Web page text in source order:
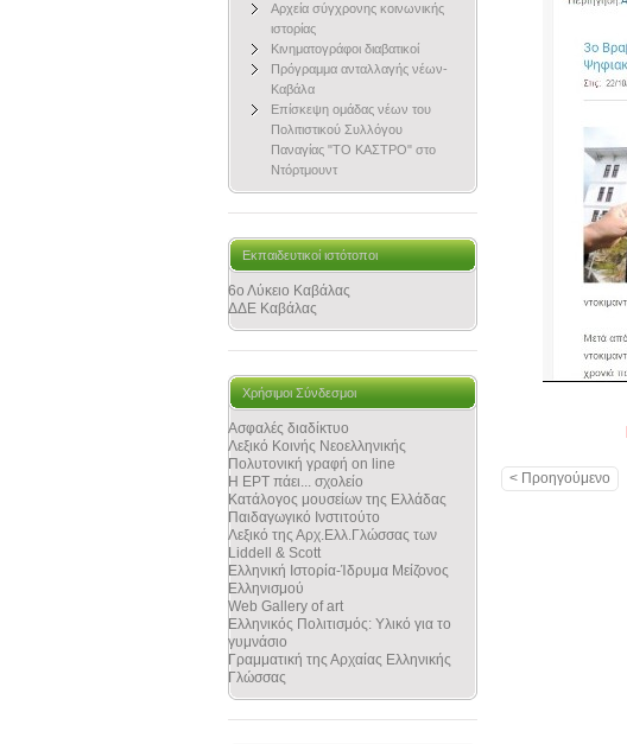
Αρχεία σύγχρονης κοινωνικής
ιστορίας
Κινηματογράφοι διαβατικοί
Πρόγραμμα ανταλλαγής νέων-
Καβάλα
Επίσκεψη ομάδας νέων του
Πολιτιστικού Συλλόγου
Παναγίας "ΤΟ ΚΑΣΤΡΟ" στο
Ντόρτμουντ
Εκπαιδευτικοί ιστότοποι
6ο Λύκειο Καβάλας
ΔΔΕ Καβάλας
Χρήσιμοι Σύνδεσμοι
Ασφαλές διαδίκτυο
Λεξικό Κοινής Νεοελληνικής
Πολυτονική γραφή on line
Η ΕΡΤ πάει... σχολείο
Κατάλογος μουσείων της Ελλάδας
Παιδαγωγικό Ινστιτούτο
Λεξικό της Αρχ.Ελλ.Γλώσσας των
Liddell & Scott
Ελληνική Ιστορία-Ίδρυμα Μείζονος
Ελληνισμού
Web Gallery of art
Ελληνικός Πολιτισμός: Υλικό για το
γυμνάσιο
Γραμματική της Αρχαίας Ελληνικής
Γλώσσας
< Προηγούμενο